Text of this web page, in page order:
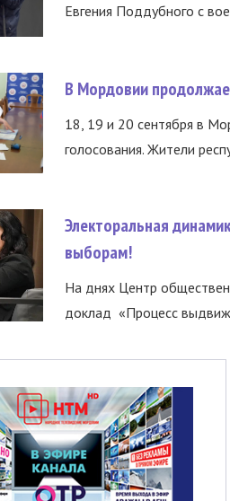
Евгения Поддубного с
В Мордовии
18, 19 и 20 сентября в
голосования. Жители
Электоральная
выборам!
На днях Центр
доклад «Процесс